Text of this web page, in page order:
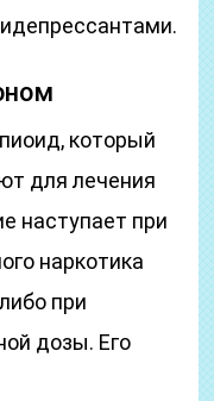
который
для лечения
наступает при
наркотика
при
дозы. Его